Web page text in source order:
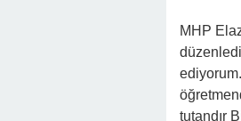
MHP
tutandır